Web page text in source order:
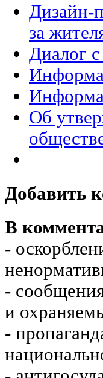
Дизайн-
за
Диалог
Об
Добавить
В
-
-
и
-